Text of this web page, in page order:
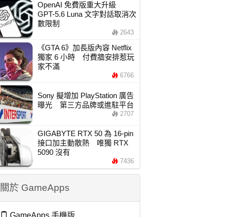
OpenAI 免費版重大升級
GPT-5.6 Luna 文字對話取消次
數限制
2643
《GTA 6》加長版內容 Netflix
獨家 6 小時 付費牆安排惹玩
家不滿
6766
Sony 擬增加 PlayStation 廣告
曝光 第三方品牌或進駐平台
2707
GIGABYTE RTX 50 為 16-pin
接口加主動散熱 唯獨 RTX
5090 沒有
7436
關於 GameApps
GameApps 手機版